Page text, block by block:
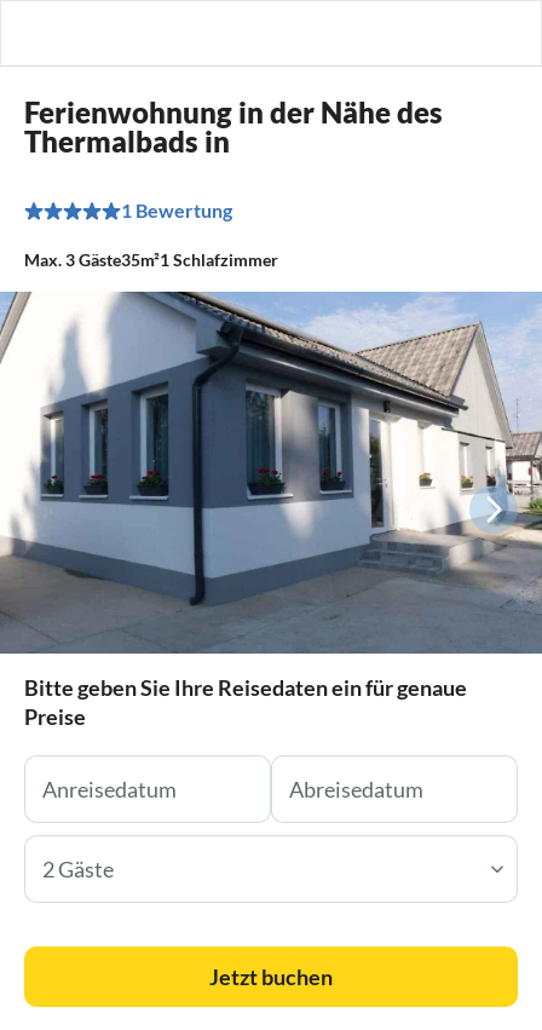
Ferienwohnung in der Nähe des
Thermalbads in
1 Bewertung
Max.3Gäste35m²1Schlafzimmer
Bitte geben Sie Ihre Reisedaten ein für genaue
Preise
2 Gäste
Jetzt buchen